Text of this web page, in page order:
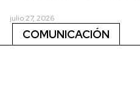
julio 27, 2026
COMUNICACIÓN